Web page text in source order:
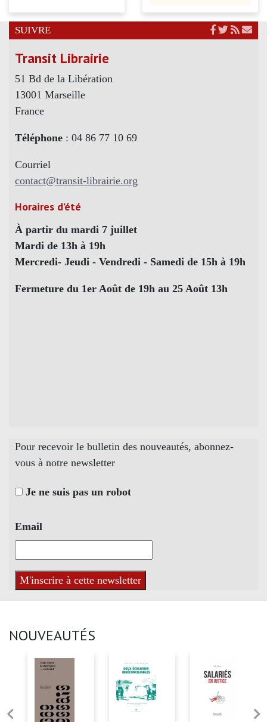
SUIVRE
Transit Librairie
51 Bd de la Libération
13001 Marseille
France
Téléphone : 04 86 77 10 69
Courriel
contact@transit-librairie.org
Horaires d’été
À partir du mardi 7 juillet
Mardi de 13h à 19h
Mercredi- Jeudi - Vendredi - Samedi de 15h à 19h
Fermeture du 1er Août de 19h au 25 Août 13h
Pour recevoir le bulletin des nouveautés, abonnez-
vous à notre newsletter
Je ne suis pas un robot
Email
NOUVEAUTÉS